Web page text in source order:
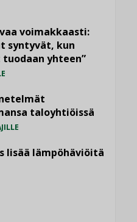
voimakkaasti:
syntyvät, kun
yhteen”
taloyhtiöissä
lisää lämpöhäviöitä